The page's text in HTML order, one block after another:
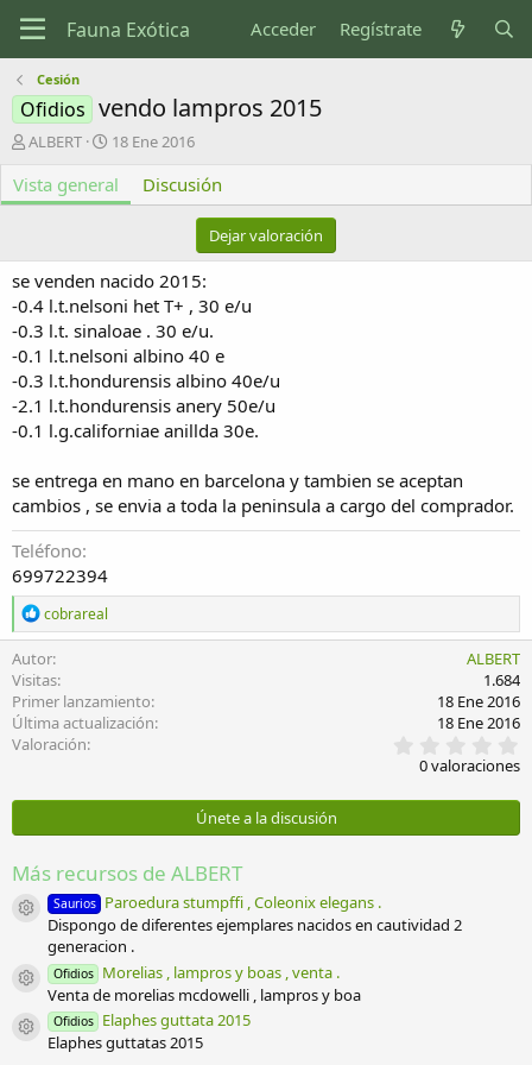
Acceder Regístrate
Cesión
Ofidios vendo lampros 2015
A
t
o
ALBERT
F
c
h
c
r
e
a
c
ó
n
18 Ene 2016
Vista general Discusión
Dejar valoración
se venden nacido 2015:
-0.4 l.t.nelsoni het T+ , 30 e/u
-0.3 l.t. sinaloae . 30 e/u.
-0.1 l.t.nelsoni albino 40 e
-0.3 l.t.hondurensis albino 40e/u
-2.1 l.t.hondurensis anery 50e/u
-0.1 l.g.californiae anillda 30e.
se entrega en mano en barcelona y tambien se aceptan
cambios , se envia a toda la peninsula a cargo del comprador.
Teléfono
699722394
R
e
c
c
i
o
n
:
cobrareal
Autor
ALBERT
Visitas
1.684
Primer lanzamiento
18 Ene 2016
Última actualización
18 Ene 2016
Valoración
,
0
s
0 valoraciones
Únete a la discusión
Más recursos de ALBERT
Icono del recurso
Saurios Paroedura stumpffi , Coleonix elegans .
Dispongo de diferentes ejemplares nacidos en cautividad 2
generacion .
Icono del recurso
Ofidios Morelias , lampros y boas , venta .
Venta de morelias mcdowelli , lampros y boa
Icono del recurso
Ofidios Elaphes guttata 2015
Elaphes guttatas 2015